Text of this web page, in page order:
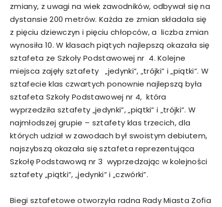
zmiany, z uwagi na wiek zawodników, odbywał się na
dystansie 200 metrów. Każda ze zmian składała się
z pięciu dziewczyn i pięciu chłopców, a liczba zmian
wynosiła 10. W klasach piątych najlepszą okazała się
sztafeta ze Szkoły Podstawowej nr 4. Kolejne
miejsca zajęły sztafety „jedynki”, „trójki” i „piątki”. W
sztafecie klas czwartych ponownie najlepszą była
sztafeta Szkoły Podstawowej nr 4, która
wyprzedziła sztafety „jedynki”, „piątki” i „trójki”. W
najmłodszej grupie – sztafety klas trzecich, dla
których udział w zawodach był swoistym debiutem,
najszybszą okazała się sztafeta reprezentująca
Szkołę Podstawową nr 3 wyprzedzając w kolejności
sztafety „piątki”, „jedynki” i „czwórki”.
Biegi sztafetowe otworzyła radna Rady Miasta Zofia